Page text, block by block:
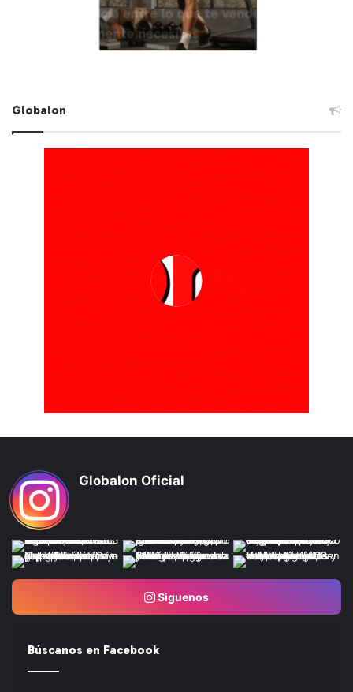
Globalon
Globalon Oficial
Siguenos
Búscanos en Facebook